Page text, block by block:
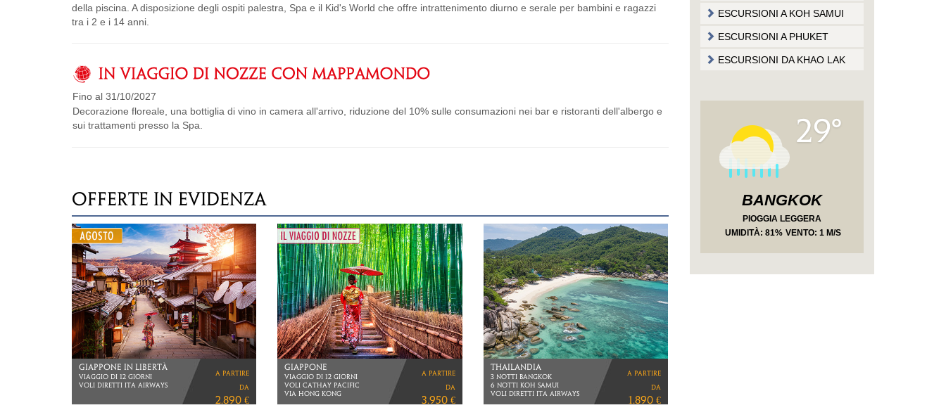
della piscina. A disposizione degli ospiti palestra, Spa e il Kid's World che offre intrattenimento diurno e serale per bambini e ragazzi
tra i 2 e i 14 anni.
Fino al 31/10/2027
Decorazione floreale, una bottiglia di vino in camera all'arrivo, riduzione del 10% sulle consumazioni nei bar e ristoranti dell'albergo e
sui trattamenti presso la Spa.
OFFERTE IN EVIDENZA
GIAPPONE E POLINESIA
VIAGGIO DI 21 GIORNI
VOLI DIRETTI ITA AIRWAYS
a partire
da
5.590 €
SUDAFRICA, BOTSWANA
& CASCATE VITTORIA
VOLI ETHIOPIAN AIRLINES
a partire
da
7.890 €
THAILANDIA
BANGKOK E PHUKET
VOLI DIRETTI ITA AIRWAYS
a partire
da
2.990 €
ESCURSIONI A KOH SAMUI
ESCURSIONI A PHUKET
ESCURSIONI DA KHAO LAK
29°
BANGKOK
PIOGGIA LEGGERA
UMIDITÀ: 81% VENTO: 1 M/S